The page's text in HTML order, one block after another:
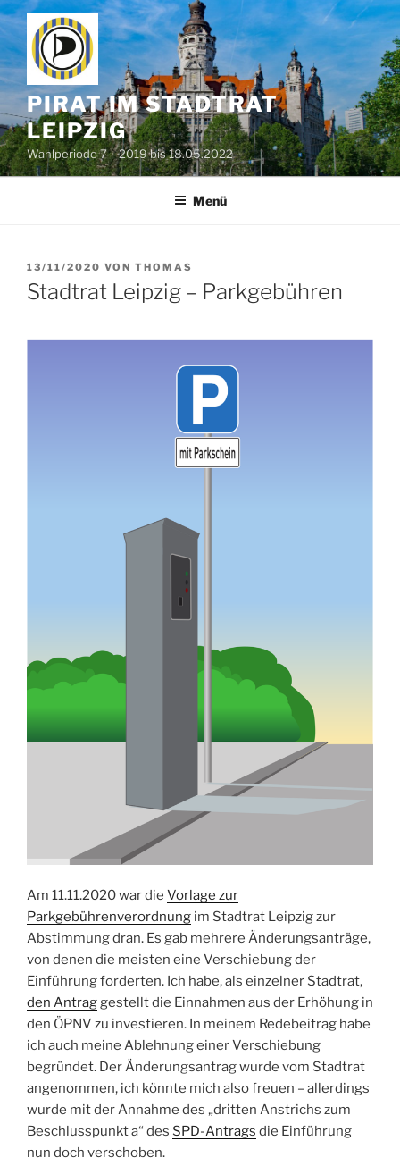
Zum
Inhalt
springen
PIRAT IM STADTRAT
LEIPZIG
Wahlperiode 7 – 2019 bis 18.05.2022
Menü
VERÖFFENTLICHT
AM
13/11/2020 VON THOMAS
Stadtrat Leipzig – Parkgebühren
Am 11.11.2020 war die Vorlage zur
Parkgebührenverordnung im Stadtrat Leipzig zur
Abstimmung dran. Es gab mehrere Änderungsanträge,
von denen die meisten eine Verschiebung der
Einführung forderten. Ich habe, als einzelner Stadtrat,
den Antraggestellt die Einnahmen aus der Erhöhung in
den ÖPNV zu investieren. In meinem Redebeitrag habe
ich auch meine Ablehnung einer Verschiebung
begründet. Der Änderungsantrag wurde vom Stadtrat
angenommen, ich könnte mich also freuen – allerdings
wurde mit der Annahme des „dritten Anstrichs zum
Beschlusspunkt a“ des SPD-Antrags die Einführung
nun doch verschoben.